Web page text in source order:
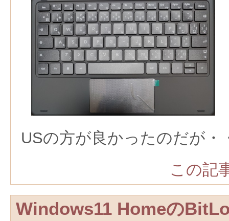
USの方が良かったのだが・
この記
Windows11 Homeの